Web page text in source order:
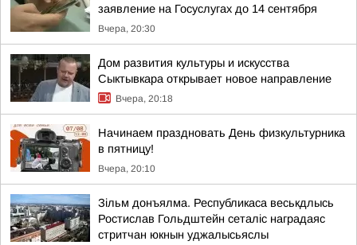
заявление на Госуслугах до 14 сентября
Вчера, 20:30
Дом развития культуры и искусства
Сыктывкара открывает новое направление
Вчера, 20:18
Начинаем праздновать День физкультурника
в пятницу!
Вчера, 20:10
Зільм донъялма. Республикаса веськдлысь
Ростислав Гольдштейн сеталіс наградаяс
стритчан юкнын уджалысьяслы